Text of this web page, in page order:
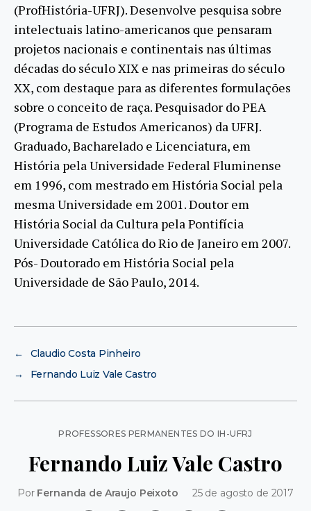
(ProfHistória-UFRJ). Desenvolve pesquisa sobre
intelectuais latino-americanos que pensaram
projetos nacionais e continentais nas últimas
décadas do século XIX e nas primeiras do século
XX, com destaque para as diferentes formulações
sobre o conceito de raça. Pesquisador do PEA
(Programa de Estudos Americanos) da UFRJ.
Graduado, Bacharelado e Licenciatura, em
História pela Universidade Federal Fluminense
em 1996, com mestrado em História Social pela
mesma Universidade em 2001. Doutor em
História Social da Cultura pela Pontifícia
Universidade Católica do Rio de Janeiro em 2007.
Pós- Doutorado em História Social pela
Universidade de São Paulo, 2014.
←
Claudio Costa Pinheiro
→
Fernando Luiz Vale Castro
Categorias
PROFESSORES PERMANENTES DO IH-UFRJ
Fernando Luiz Vale Castro
Por Fernanda de Araujo Peixoto 25 de agosto de 2017